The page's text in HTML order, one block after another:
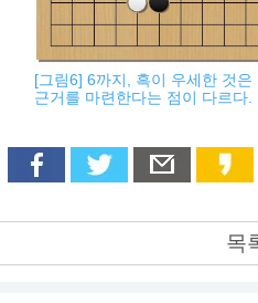
[그림6] 6까지, 흑이 우세한 것
근거를 마련한다는 점이 다르다.
목